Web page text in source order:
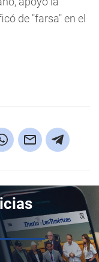
de "farsa" en el